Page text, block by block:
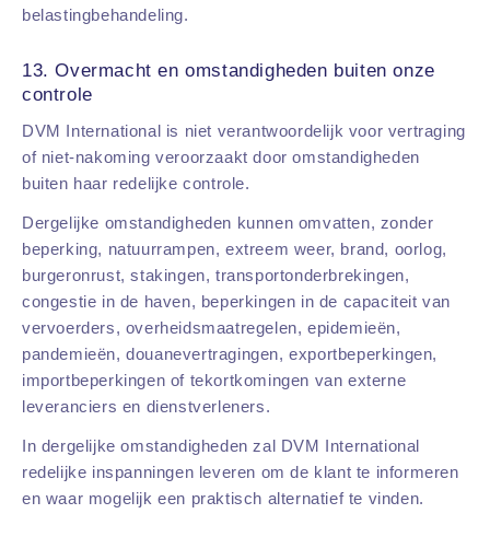
belastingbehandeling.
13. Overmacht en omstandigheden buiten onze
controle
DVM International is niet verantwoordelijk voor vertraging
of niet-nakoming veroorzaakt door omstandigheden
buiten haar redelijke controle.
Dergelijke omstandigheden kunnen omvatten, zonder
beperking, natuurrampen, extreem weer, brand, oorlog,
burgeronrust, stakingen, transportonderbrekingen,
congestie in de haven, beperkingen in de capaciteit van
vervoerders, overheidsmaatregelen, epidemieën,
pandemieën, douanevertragingen, exportbeperkingen,
importbeperkingen of tekortkomingen van externe
leveranciers en dienstverleners.
In dergelijke omstandigheden zal DVM International
redelijke inspanningen leveren om de klant te informeren
en waar mogelijk een praktisch alternatief te vinden.